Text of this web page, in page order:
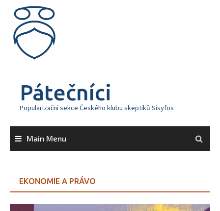
content
Pátečníci
Popularizační sekce Českého klubu skeptiků Sisyfos
Main Menu
EKONOMIE A PRÁVO